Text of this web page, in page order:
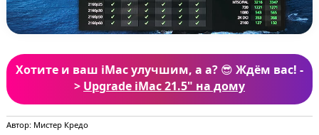
Хотите и ваш iMac улучшим, а а? 😎 Ждём вас! -
> Upgrade iMac 21.5" на дому
Автор: Мистер Кредо